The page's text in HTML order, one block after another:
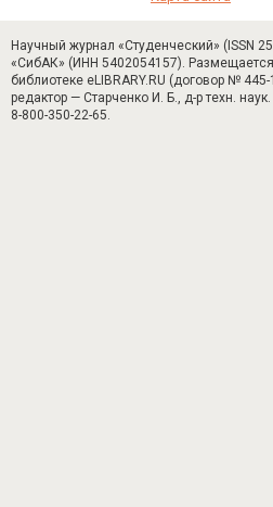
Научный журнал «Студенческий» (ISSN
«СибАК» (ИНН 5402054157).
библиотеке eLIBRARY.RU (договор №
редактор — Старченко И. Б., д-р техн.
8-800-350-22-65.